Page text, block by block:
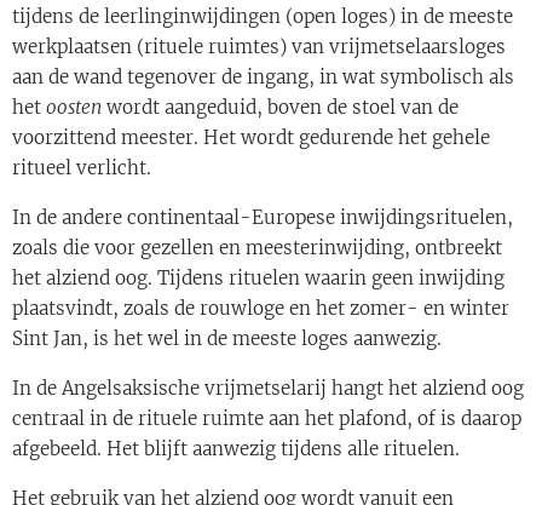
tijdens de leerlinginwijdingen (open loges) in de meeste
werkplaatsen (rituele ruimtes) van vrijmetselaarsloges
aan de wand tegenover de ingang, in wat symbolisch als
het oosten wordt aangeduid, boven de stoel van de
voorzittend meester. Het wordt gedurende het gehele
ritueel verlicht.
In de andere continentaal-Europese inwijdingsrituelen,
zoals die voor gezellen en meesterinwijding, ontbreekt
het alziend oog. Tijdens rituelen waarin geen inwijding
plaatsvindt, zoals de rouwloge en het zomer- en winter
Sint Jan, is het wel in de meeste loges aanwezig.
In de Angelsaksische vrijmetselarij hangt het alziend oog
centraal in de rituele ruimte aan het plafond, of is daarop
afgebeeld. Het blijft aanwezig tijdens alle rituelen.
Het gebruik van het alziend oog wordt vanuit een